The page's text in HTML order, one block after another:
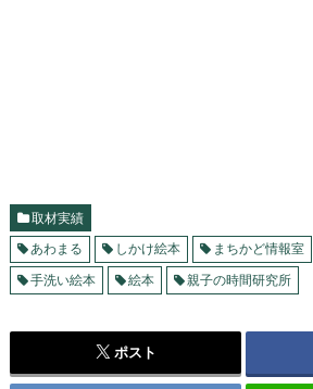
取材実績
あわまる
しかけ絵本 まちかど情報室
手洗い絵本
絵本 親子の時間研究所
ポスト